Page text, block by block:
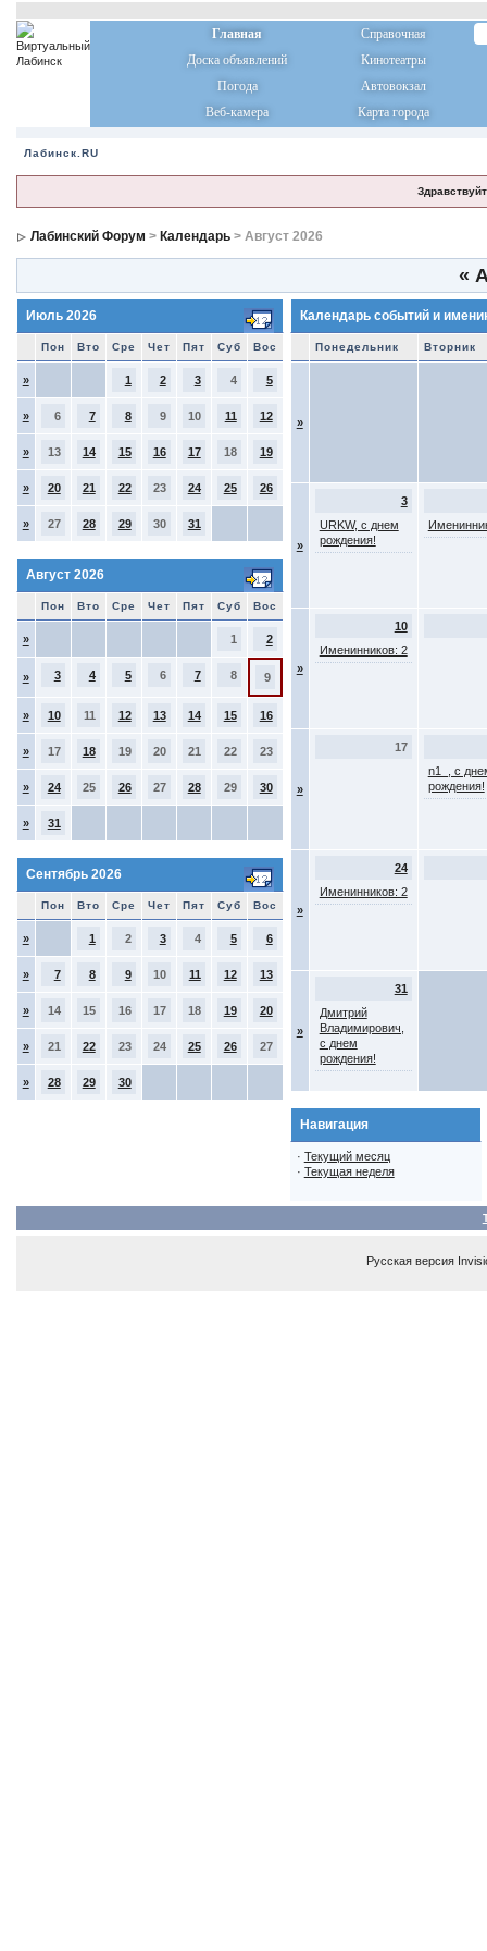
Главная
Справочная
Доска объявлений
Кинотеатры
Погода
Автовокзал
Веб-камера
Карта города
Лабинск.RU
Лабинский Форум > Календарь> Август 2026
«
Июль 2026
Пон Вто Сре Чет Пят Суб Вос
» 1 2 3 4 5
» 6 7 8 9 10 11 12
» 13 14 15 16 17 18 19
» 20 21 22 23 24 25 26
» 27 28 29 30 31
Август 2026
Пон Вто Сре Чет Пят Суб Вос
» 1 2
» 3 4 5 6 7 8 9
» 10 11 12 13 14 15 16
» 17 18 19 20 21 22 23
» 24 25 26 27 28 29 30
» 31
Сентябрь 2026
Пон Вто Сре Чет Пят Суб Вос
» 1 2 3 4 5 6
» 7 8 9 10 11 12 13
» 14 15 16 17 18 19 20
» 21 22 23 24 25 26 27
» 28 29 30
Календарь событий и
Понедельник Вторник
»
»
3
URKW, с днем
рождения!
»
10
Именинников: 2
»
17
n1_, с
рождения!
»
24
Именинников: 2
»
31
Дмитрий
Владимирович,
с днем
рождения!
Навигация
· Текущий месяц
· Текущая неделя
Русская версия